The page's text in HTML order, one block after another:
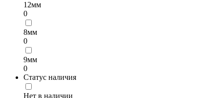
12мм
0
8мм
0
9мм
0
Статус наличия
Нет в наличии